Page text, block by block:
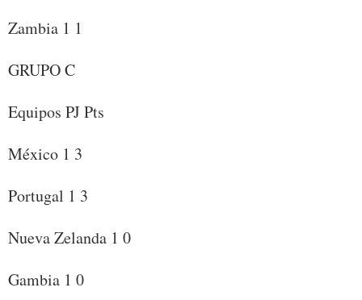
Zambia 1 1
GRUPO C
Equipos PJ Pts
México 1 3
Portugal 1 3
Nueva Zelanda 1 0
Gambia 1 0